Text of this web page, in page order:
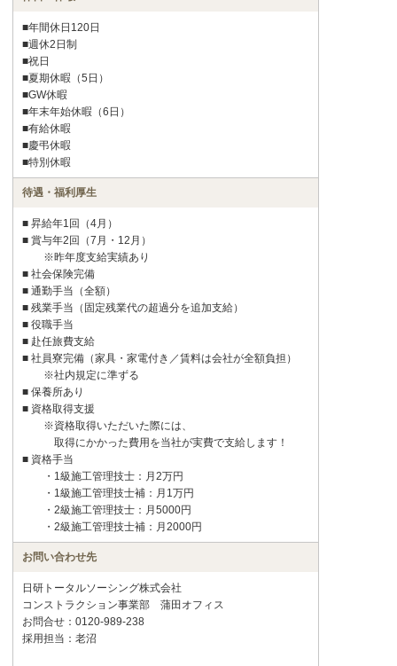
■年間休日120日
■週休2日制
■祝日
■夏期休暇（5日）
■GW休暇
■年末年始休暇（6日）
■有給休暇
■慶弔休暇
■特別休暇
待遇・福利厚生
■ 昇給年1回（4月）
■ 賞与年2回（7月・12月）
※昨年度支給実績あり
■ 社会保険完備
■ 通勤手当（全額）
■ 残業手当（固定残業代の超過分を追加支給）
■ 役職手当
■ 赴任旅費支給
■ 社員寮完備（家具・家電付き／賃料は会社が全額負担）
※社内規定に準ずる
■ 保養所あり
■ 資格取得支援
※資格取得いただいた際には、
取得にかかった費用を当社が実費で支給します！
■ 資格手当
・1級施工管理技士：月2万円
・1級施工管理技士補：月1万円
・2級施工管理技士：月5000円
・2級施工管理技士補：月2000円
お問い合わせ先
日研トータルソーシング株式会社
コンストラクション事業部 蒲田オフィス
お問合せ：0120-989-238
採用担当：老沼